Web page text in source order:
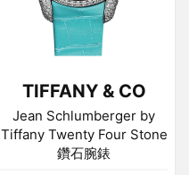
TIFFANY & CO
Jean Schlumberger by
Tiffany Twenty Four Stone
鑽石腕錶